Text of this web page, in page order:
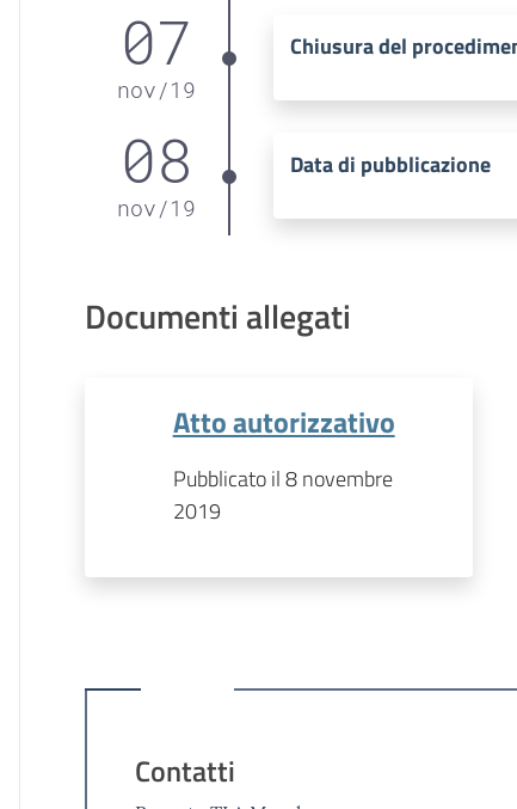
07
nov/19
Chiusura del
08
nov/19
Data di pubblicazione
Documenti allegati
Atto autorizzativo
Pubblicato il 8 novembre
2019
Contatti